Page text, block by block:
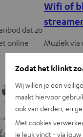
dat zo
online
Wifi of
Muziek via
een variant
Zodat het klinkt
Wij willen je een
maakt hiervoor
ook van derden, en
Met cookies
je leuk vindt - via